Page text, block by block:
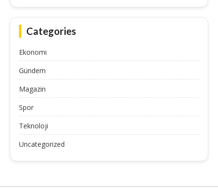
Categories
Ekonomi
Gündem
Magazin
Spor
Teknoloji
Uncategorized